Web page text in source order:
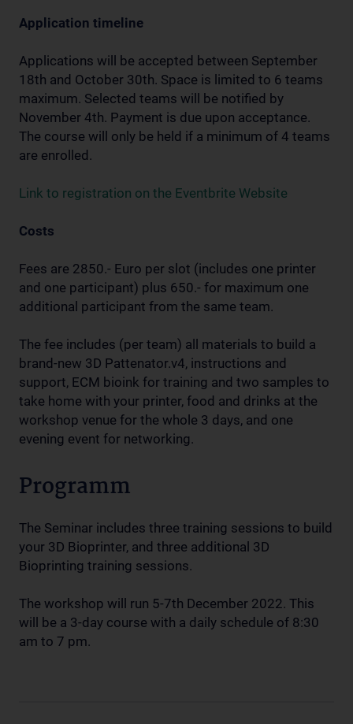
Application timeline
Applications will be accepted between September
18th and October 30th. Space is limited to 6 teams
maximum. Selected teams will be notified by
November 4th. Payment is due upon acceptance.
The course will only be held if a minimum of 4 teams
are enrolled.
Link to registration on the Eventbrite Website
Costs
Fees are 2850.- Euro per slot (includes one printer
and one participant) plus 650.- for maximum one
additional participant from the same team.
The fee includes (per team) all materials to build a
brand-new 3D Pattenator.v4, instructions and
support, ECM bioink for training and two samples to
take home with your printer, food and drinks at the
workshop venue for the whole 3 days, and one
evening event for networking.
Programm
The Seminar includes three training sessions to build
your 3D Bioprinter, and three additional 3D
Bioprinting training sessions.
The workshop will run 5-7th December 2022. This
will be a 3-day course with a daily schedule of 8:30
am to 7 pm.